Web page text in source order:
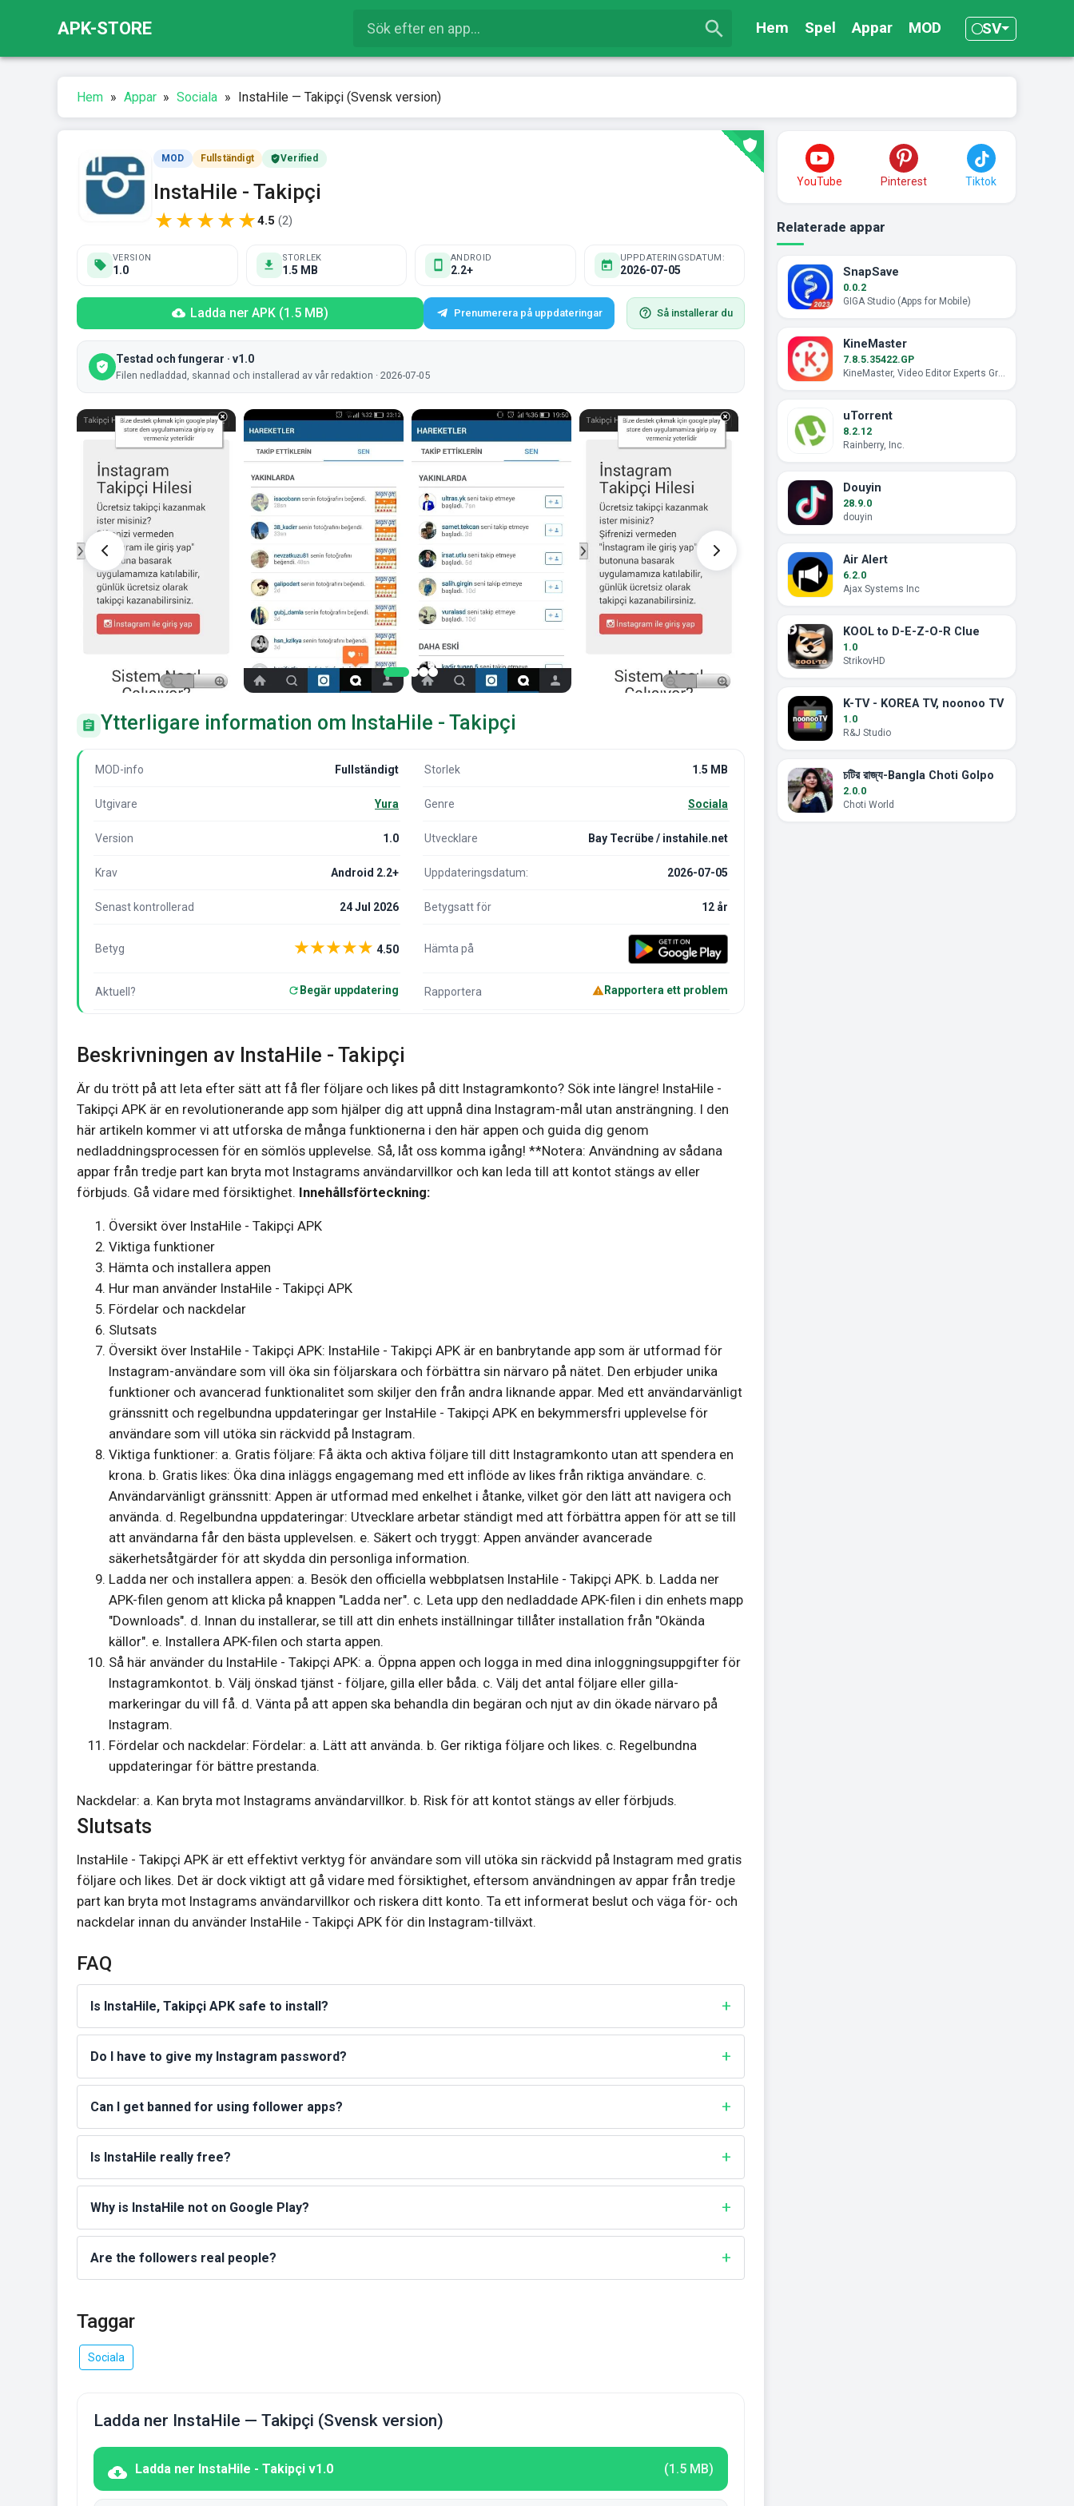
APK-STORE Hem Spel Appar MOD SV
Hem » Appar » Sociala » InstaHile — Takipçi (Svensk version)
MOD Fullständigt Verified
InstaHile - Takipçi
★★★★★4.5 (2)
VERSION
1.0
STORLEK
1.5 MB
ANDROID
2.2+
UPPDATERINGSDATUM:
2026-07-05
Ladda ner APK (1.5 MB) Prenumerera på uppdateringar Så installerar du
Testad och fungerar · v1.0
Filen nedladdad, skannad och installerad av vår redaktion · 2026-07-05
Ytterligare information om InstaHile - Takipçi
MOD-info Fullständigt Storlek 1.5 MB
Utgivare Yura Genre Sociala
Version 1.0 Utvecklare Bay Tecrübe / instahile.net
Krav Android 2.2+ Uppdateringsdatum: 2026-07-05
Senast kontrollerad 24 Jul 2026 Betygsatt för 12 år
Betyg ★★★★★ 4.50 Hämta på
Aktuell? Begär uppdatering Rapportera Rapportera ett problem
Beskrivningen av InstaHile - Takipçi
Är du trött på att leta efter sätt att få fler följare och likes på ditt Instagramkonto? Sök inte längre! InstaHile -
Takipçi APK är en revolutionerande app som hjälper dig att uppnå dina Instagram-mål utan ansträngning. I den
här artikeln kommer vi att utforska de många funktionerna i den här appen och guida dig genom
nedladdningsprocessen för en sömlös upplevelse. Så, låt oss komma igång! **Notera: Användning av sådana
appar från tredje part kan bryta mot Instagrams användarvillkor och kan leda till att kontot stängs av eller
förbjuds. Gå vidare med försiktighet. Innehållsförteckning:
Översikt över InstaHile - Takipçi APK
Viktiga funktioner
Hämta och installera appen
Hur man använder InstaHile - Takipçi APK
Fördelar och nackdelar
Slutsats
Översikt över InstaHile - Takipçi APK: InstaHile - Takipçi APK är en banbrytande app som är utformad för
Instagram-användare som vill öka sin följarskara och förbättra sin närvaro på nätet. Den erbjuder unika
funktioner och avancerad funktionalitet som skiljer den från andra liknande appar. Med ett användarvänligt
gränssnitt och regelbundna uppdateringar ger InstaHile - Takipçi APK en bekymmersfri upplevelse för
användare som vill utöka sin räckvidd på Instagram.
Viktiga funktioner: a. Gratis följare: Få äkta och aktiva följare till ditt Instagramkonto utan att spendera en
krona. b. Gratis likes: Öka dina inläggs engagemang med ett inflöde av likes från riktiga användare. c.
Användarvänligt gränssnitt: Appen är utformad med enkelhet i åtanke, vilket gör den lätt att navigera och
använda. d. Regelbundna uppdateringar: Utvecklare arbetar ständigt med att förbättra appen för att se till
att användarna får den bästa upplevelsen. e. Säkert och tryggt: Appen använder avancerade
säkerhetsåtgärder för att skydda din personliga information.
Ladda ner och installera appen: a. Besök den officiella webbplatsen InstaHile - Takipçi APK. b. Ladda ner
APK-filen genom att klicka på knappen "Ladda ner". c. Leta upp den nedladdade APK-filen i din enhets mapp
"Downloads". d. Innan du installerar, se till att din enhets inställningar tillåter installation från "Okända
källor". e. Installera APK-filen och starta appen.
Så här använder du InstaHile - Takipçi APK: a. Öppna appen och logga in med dina inloggningsuppgifter för
Instagramkontot. b. Välj önskad tjänst - följare, gilla eller båda. c. Välj det antal följare eller gilla-
markeringar du vill få. d. Vänta på att appen ska behandla din begäran och njut av din ökade närvaro på
Instagram.
Fördelar och nackdelar: Fördelar: a. Lätt att använda. b. Ger riktiga följare och likes. c. Regelbundna
uppdateringar för bättre prestanda.
Nackdelar: a. Kan bryta mot Instagrams användarvillkor. b. Risk för att kontot stängs av eller förbjuds.
Slutsats
InstaHile - Takipçi APK är ett effektivt verktyg för användare som vill utöka sin räckvidd på Instagram med gratis
följare och likes. Det är dock viktigt att gå vidare med försiktighet, eftersom användningen av appar från tredje
part kan bryta mot Instagrams användarvillkor och riskera ditt konto. Ta ett informerat beslut och väga för- och
nackdelar innan du använder InstaHile - Takipçi APK för din Instagram-tillväxt.
FAQ
Is InstaHile, Takipçi APK safe to install?
Do I have to give my Instagram password?
Can I get banned for using follower apps?
Is InstaHile really free?
Why is InstaHile not on Google Play?
Are the followers real people?
Taggar
Sociala
Ladda ner InstaHile — Takipçi (Svensk version)
Ladda ner InstaHile - Takipçi v1.0 (1.5 MB)
YouTube Pinterest Tiktok
Relaterade appar
SnapSave
0.0.2
GIGA Studio (Apps for Mobile)
KineMaster
7.8.5.35422.GP
KineMaster, Video Editor Experts Group
uTorrent
8.2.12
Rainberry, Inc.
Douyin
28.9.0
douyin
Air Alert
6.2.0
Ajax Systems Inc
KOOL to D-E-Z-O-R Clue
1.0
StrikovHD
K-TV - KOREA TV, noonoo TV
1.0
R&J Studio
চটির রাজ্য-Bangla Choti Golpo
2.0.0
Choti World